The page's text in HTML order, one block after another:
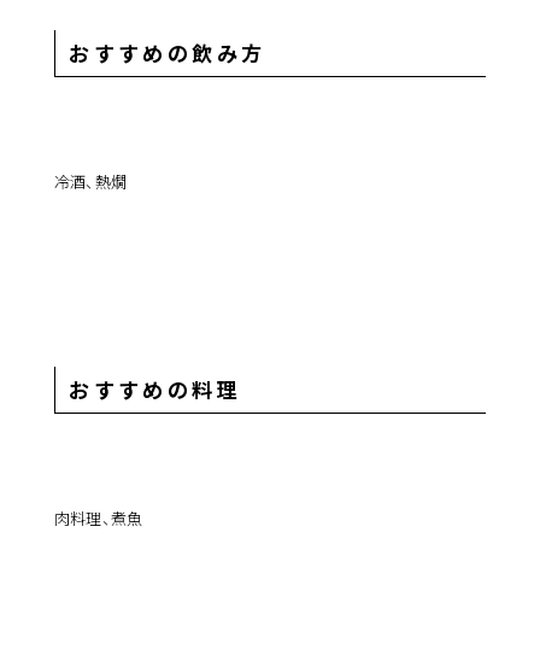
おすすめの飲み方
冷酒、熱燗
おすすめの料理
肉料理、煮魚